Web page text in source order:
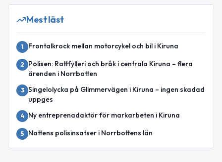
Mest läst
1 Frontalkrock mellan motorcykel och bil i Kiruna
2
Polisen: Rattfylleri och bråk i centrala Kiruna – flera
ärenden i Norrbotten
3 Singelolycka på Glimmervägen i Kiruna – ingen skadad
uppges
4 Ny entreprenadaktör för markarbeten i Kiruna
5 Nattens polisinsatser i Norrbottens län